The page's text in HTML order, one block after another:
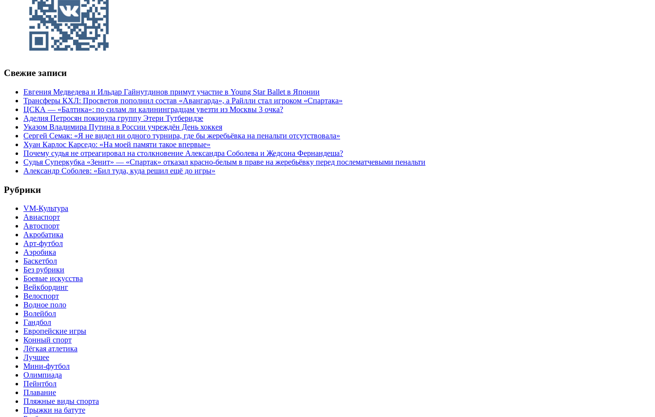
Свежие записи
Евгения Медведева и Ильдар Гайнутдинов примут участие в Young Star Ballet в Японии
Трансферы КХЛ: Просветов пополнил состав «Авангарда», а Райлли стал игроком «Спартака»
ЦСКА — «Балтика»: по силам ли калининградцам увезти из Москвы 3 очка?
Аделия Петросян покинула группу Этери Тутберидзе
Указом Владимира Путина в России учреждён День хоккея
Сергей Семак: «Я не видел ни одного турнира, где бы жеребьёвка на пенальти отсутствовала»
Хуан Карлос Карседо: «На моей памяти такое впервые»
Почему судья не отреагировал на столкновение Александра Соболева и Жедсона Фернандеша?
Судья Суперкубка «Зенит» — «Спартак» отказал красно-белым в праве на жеребьёвку перед послематчевыми пенальти
Александр Соболев: «Бил туда, куда решил ещё до игры»
Рубрики
VM-Культура
Авиаспорт
Автоспорт
Акробатика
Арт-футбол
Аэробика
Баскетбол
Без рубрики
Боевые искусства
Вейкбординг
Велоспорт
Водное поло
Волейбол
Гандбол
Европейские игры
Конный спорт
Лёгкая атлетика
Лучшее
Мини-футбол
Олимпиада
Пейнтбол
Плавание
Пляжные виды спорта
Прыжки на батуте